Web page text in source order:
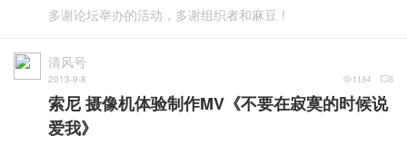
多谢论坛举办的活动，多谢组织者和麻豆！
清风号
2013-9-8 8
1184
索尼 摄像机体验制作MV《不要在寂寞的时候说
爱我》